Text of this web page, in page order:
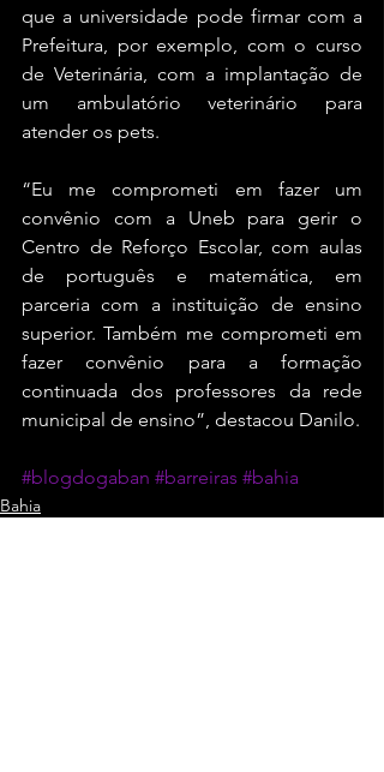
que a universidade pode firmar com a
Prefeitura, por exemplo, com o curso
de Veterinária, com a implantação de
um ambulatório veterinário para
atender os pets.
“Eu me comprometi em fazer um
convênio com a Uneb para gerir o
Centro de Reforço Escolar, com aulas
de português e matemática, em
parceria com a instituição de ensino
superior. Também me comprometi em
fazer convênio para a formação
continuada dos professores da rede
municipal de ensino”, destacou Danilo.
#blogdogaban #barreiras #bahia
Bahia